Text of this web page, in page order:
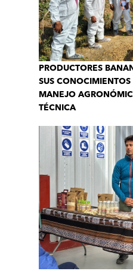
PRODUCTORES
SUS
MANEJO
TÉCNICA